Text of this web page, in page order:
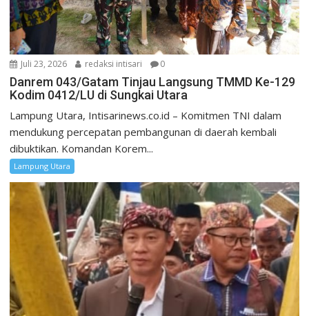
Juli 23, 2026 redaksi intisari 0
Danrem 043/Gatam Tinjau Langsung TMMD Ke-129
Kodim 0412/LU di Sungkai Utara
Lampung Utara, Intisarinews.co.id – Komitmen TNI dalam
mendukung percepatan pembangunan di daerah kembali
dibuktikan. Komandan Korem...
Lampung Utara